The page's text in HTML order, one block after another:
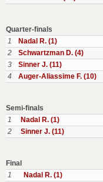
Quarter-finals
1
Nadal R. (1)
2
Schwartzman D. (4)
3
Sinner J. (11)
4
Auger-Aliassime F. (10)
Semi-finals
1
Nadal R. (1)
2
Sinner J. (11)
Final
1
Nadal R. (1)